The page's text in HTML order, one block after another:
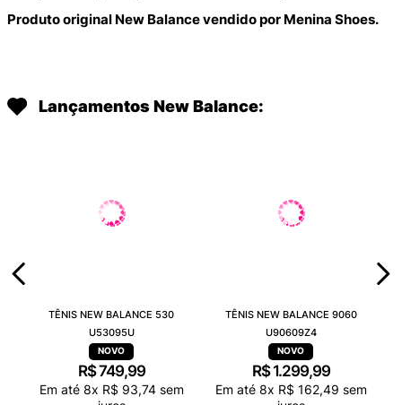
Produto original New Balance vendido por Menina Shoes.
Lançamentos New Balance:
TÊNIS NEW BALANCE 530
U53095U
R$749,99
Em até 8x R$ 93,74sem
TÊNIS NEW BALANCE 9060
U90609Z4
R$ 1.299,99
Em até 8x R$ 162,49 sem